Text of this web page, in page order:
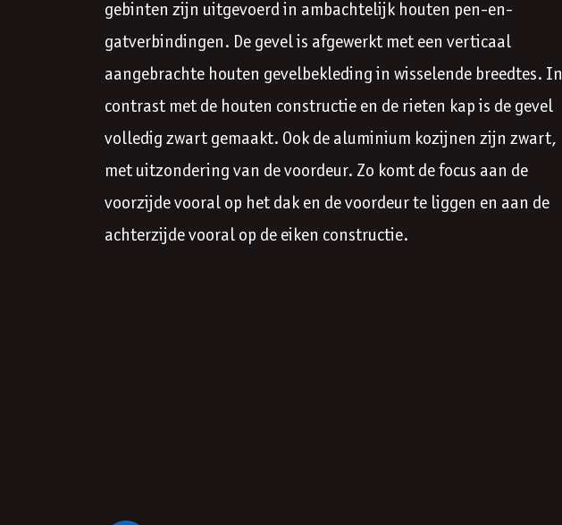
gebinten zijn uitgevoerd in ambachtelijk houten pen-en-
gatverbindingen. De gevel is afgewerkt met een verticaal
aangebrachte houten gevelbekleding in wisselende breedtes. In
contrast met de houten constructie en de rieten kap is de gevel
volledig zwart gemaakt. Ook de aluminium kozijnen zijn zwart,
met uitzondering van de voordeur. Zo komt de focus aan de
voorzijde vooral op het dak en de voordeur te liggen en aan de
achterzijde vooral op de eiken constructie.